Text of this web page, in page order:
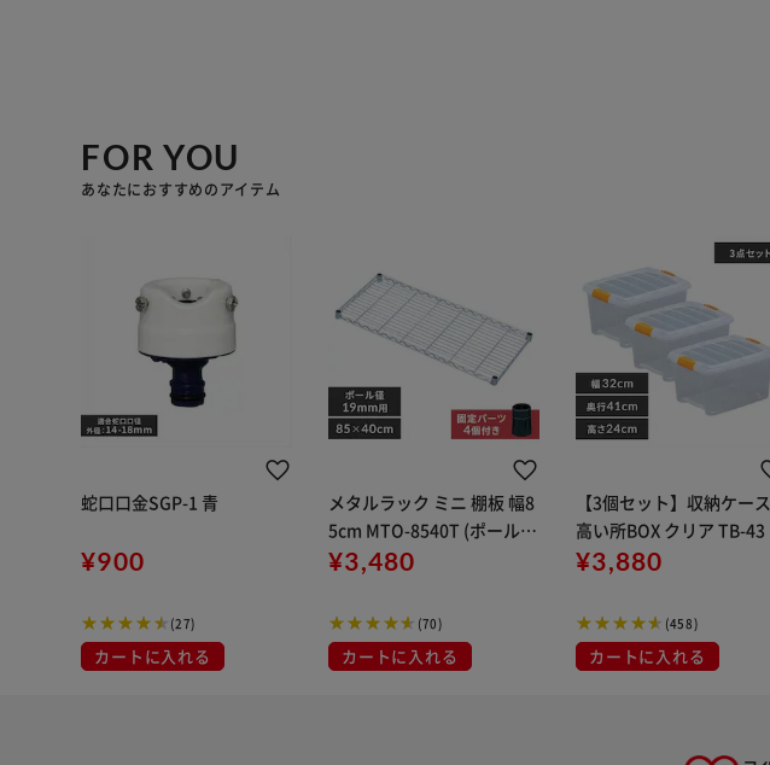
FOR YOU
あなたにおすすめのアイテム
蛇口口金SGP-1 青
¥900
(27)
カートに入れる
メタルラック ミニ 棚板 幅8
5cm MTO-8540T (ポール直
径19mm)
¥3,480
(70)
カートに入れる
【3個セット】収納ケース
高い所BOX クリア TB-43
¥3,880
(458)
カートに入れる